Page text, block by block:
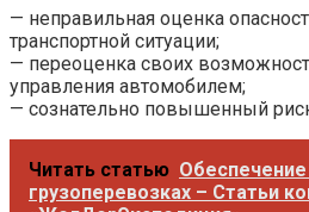
— неправильная оценка
транспортной ситуации;
— переоценка своих
управления автомобилем;
— сознательно повышенный
Читать статью
грузоперевозках – Статьи